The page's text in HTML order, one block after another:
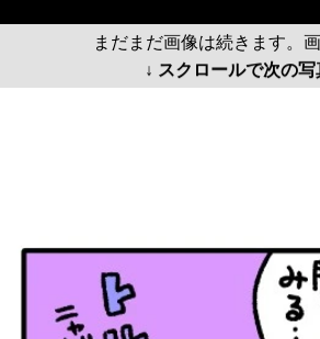
まだまだ画像は続きます。画
↓ スクロールで次の写